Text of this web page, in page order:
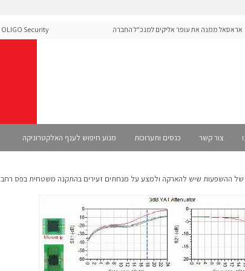
ממנה את עופר אליקים למנכ"ל החברה
צור קשר כנסים ותערוכות מנוע חיפוש לענף האלקטרוניקה
של ההשפעות שיש להארקה ולמצע על מנחתים זעירים בהתקנה משטחית בפס רחב